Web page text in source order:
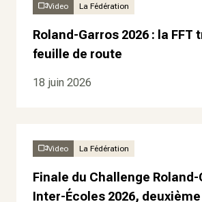
Video La Fédération
Roland-Garros 2026 : la FFT
feuille de route
18 juin 2026
Video La Fédération
Finale du Challenge
Inter-Écoles 2026,